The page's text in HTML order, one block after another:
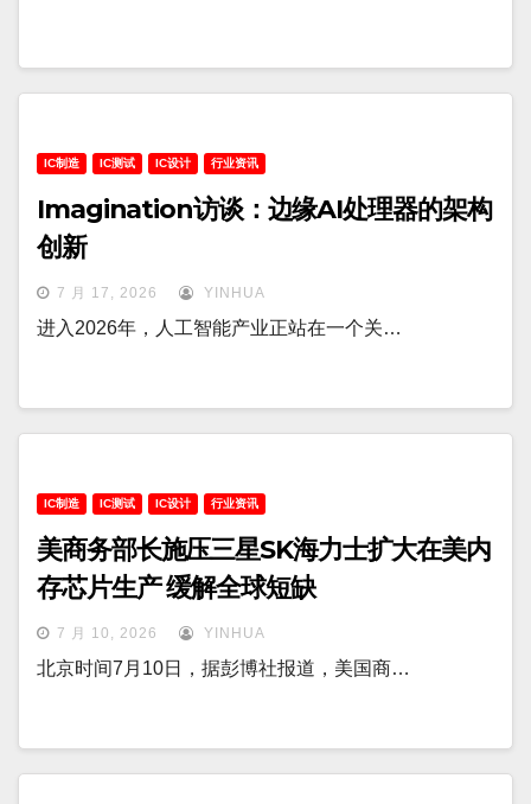
IC制造 IC测试 IC设计 行业资讯
Imagination访谈：边缘AI处理器的架构
创新
7 月 17, 2026 YINHUA
进入2026年，人工智能产业正站在一个关…
IC制造 IC测试 IC设计 行业资讯
美商务部长施压三星SK海力士扩大在美内
存芯片生产 缓解全球短缺
7 月 10, 2026 YINHUA
北京时间7月10日，据彭博社报道，美国商…